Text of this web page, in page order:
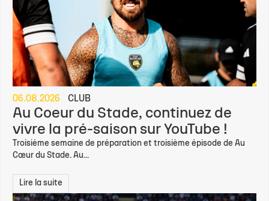
06.08.2026 CLUB
Au Coeur du Stade, continuez de
vivre la pré-saison sur YouTube !
Troisième semaine de préparation et troisième épisode de Au
Cœur du Stade. Au...
Lire la suite